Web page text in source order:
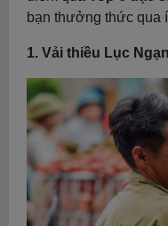
bạn thưởng thức qua
1. Vải thiều Lục Ngạn